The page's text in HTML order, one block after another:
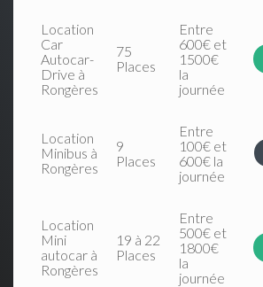
Location
Car
Autocar-
Drive à
Rongères
75
Places
Entre
600€ et
1500€
la
journée
Location
Minibus à
Rongères
9
Places
Entre
100€ et
600€ la
journée
Location
Mini
autocar à
Rongères
19 à 22
Places
Entre
500€ et
1800€
la
journée